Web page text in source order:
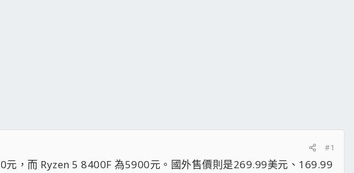
#1
，而 Ryzen 5 8400F 為5900元。國外售價則是269.99美元、169.99